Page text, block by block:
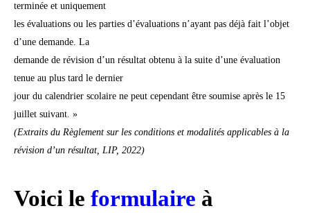
terminée et uniquement
les évaluations ou les parties d’évaluations n’ayant pas déjà fait l’objet
d’une demande. La
demande de révision d’un résultat obtenu à la suite d’une évaluation
tenue au plus tard le dernier
jour du calendrier scolaire ne peut cependant être soumise après le 15
juillet suivant. »
(Extraits du Règlement sur les conditions et modalités applicables à la
révision d’un résultat, LIP, 2022)
Voici le formulaire à